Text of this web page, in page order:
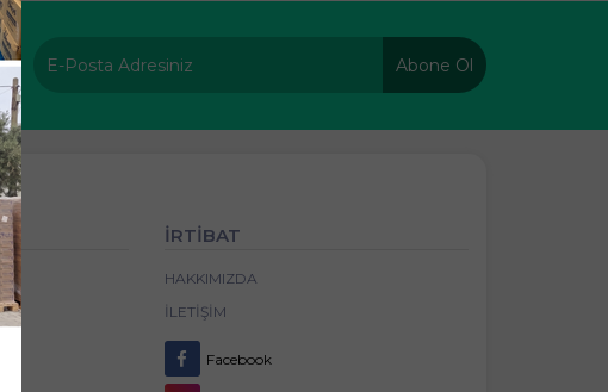
Abone Ol
İRTİBAT
HAKKIMIZDA
İLETIŞIM
Facebook